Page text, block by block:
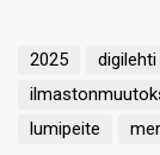
2025 digilehti
lumipeite